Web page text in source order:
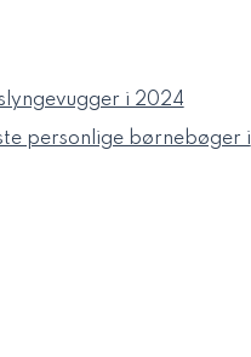
i 2024
personlige børnebøger i